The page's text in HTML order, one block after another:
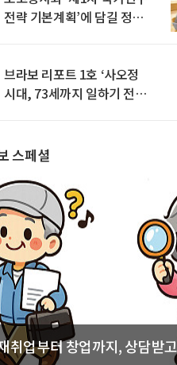
전략 기본계획’에 담길 정책
브라보 리포트 1호 ‘사오정
시대, 73세까지 일하기 전략’
스페셜
취업부터 창업까지, 상담받